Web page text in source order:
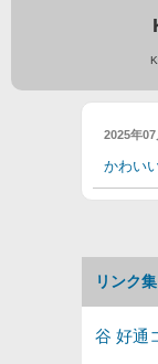
2025年
かわい
リンク集
谷 好通